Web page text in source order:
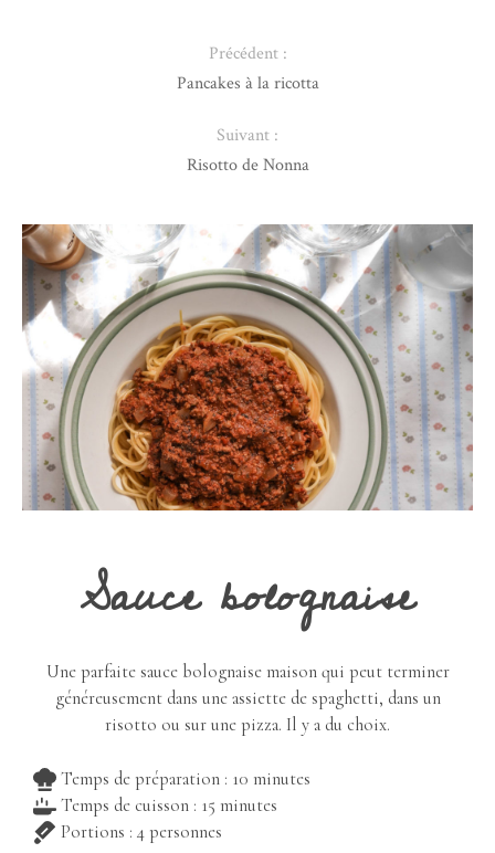
Sauce bolognaise
Une parfaite sauce bolognaise maison qui peut terminer
généreusement dans une assiette de spaghetti, dans un
risotto ou sur une pizza. Il y a du choix.
Temps de préparation : 10 minutes
minutes
Temps de cuisson : 15 minutes
minutes
Portions :4 personnes
Précédent :
Pancakes à la ricotta
Suivant :
Risotto de Nonna